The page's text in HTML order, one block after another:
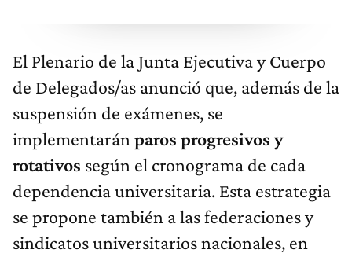
El Plenario de la Junta Ejecutiva y Cuerpo
de Delegados/as anunció que, además de la
suspensión de exámenes, se
implementarán paros progresivos y
rotativos según el cronograma de cada
dependencia universitaria. Esta estrategia
se propone también a las federaciones y
sindicatos universitarios nacionales, en